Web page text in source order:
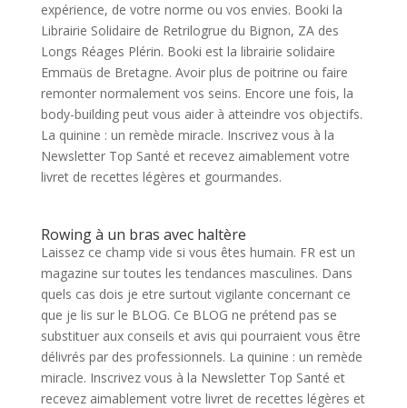
expérience, de votre norme ou vos envies. Booki la
Librairie Solidaire de Retrilogrue du Bignon, ZA des
Longs Réages Plérin. Booki est la librairie solidaire
Emmaüs de Bretagne. Avoir plus de poitrine ou faire
remonter normalement vos seins. Encore une fois, la
body-building peut vous aider à atteindre vos objectifs.
La quinine : un remède miracle. Inscrivez vous à la
Newsletter Top Santé et recevez aimablement votre
livret de recettes légères et gourmandes.
Rowing à un bras avec haltère
Laissez ce champ vide si vous êtes humain. FR est un
magazine sur toutes les tendances masculines. Dans
quels cas dois je etre surtout vigilante concernant ce
que je lis sur le BLOG. Ce BLOG ne prétend pas se
substituer aux conseils et avis qui pourraient vous être
délivrés par des professionnels. La quinine : un remède
miracle. Inscrivez vous à la Newsletter Top Santé et
recevez aimablement votre livret de recettes légères et